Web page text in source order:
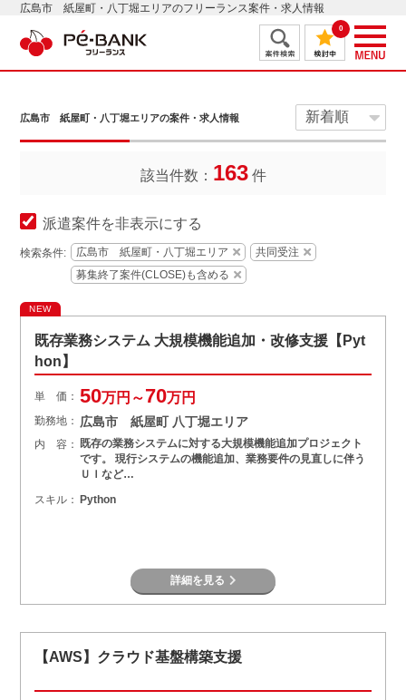
広島市 紙屋町・八丁堀エリアのフリーランス案件・求人情報
0
広島市 紙屋町・八丁堀エリアの案件・求人情報
該当件数： 163件
派遣案件を非表示にする
検索条件: 広島市 紙屋町・八丁堀エリア
共同受注
募集終了案件(CLOSE)も含める
NEW
既存業務システム 大規模機能追加・改修支援【Pyt
hon】
単 価： 50万円～70万円
勤務地： 広島市 紙屋町 八丁堀エリア
内 容：
既存の業務システムに対する大規模機能追加プロジェクト
です。 現行システムの機能追加、業務要件の見直しに伴う
ＵＩなど…
スキル： Python
詳細を見る
【AWS】クラウド基盤構築支援